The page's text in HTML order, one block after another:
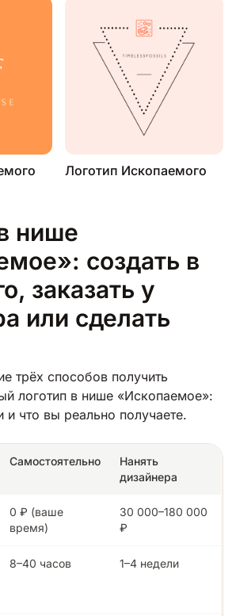
Логотип Ископаемого
нише
создать в
заказать у
или сделать
трёх способов получить
логотип в нише «Ископаемое»:
и что вы реально получаете.
Самостоятельно
Нанять
дизайнера
0 ₽ (ваше
время)
30 000–180 000
₽
8–40 часов 1–4 недели